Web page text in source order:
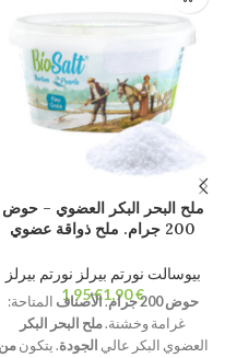
ملح البحر البكر العضوي – حوض
200 جرام. ملح ذواقة عضوي
خالية من المواد المضافة.
بيوسالت نورتم بيرلز نورتم بيرلز
€
€ حوض 200 جرام .الأصناف المتاحة:
غرامة وخشنة.ملح البحر البكر
العضوي البكر عالي الجودة. يتكونمن